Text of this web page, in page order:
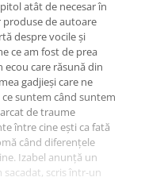
atât de necesar în
de autoare
despre vocile și
ce am fost de prea
ecou care răsună din
gadjieși care ne
suntem când suntem
de traume
între cine ești ca fată
când diferențele
Izabel anunță un
scris într-un